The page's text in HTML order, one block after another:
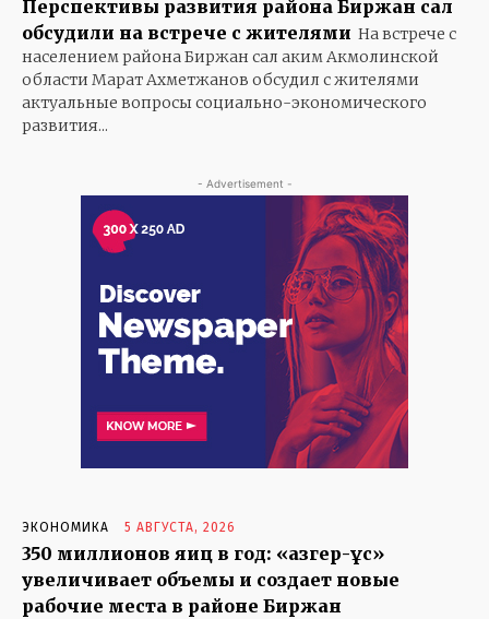
Перспективы развития района Биржан сал
обсудили на встрече с жителями На встрече с
населением района Биржан сал аким Акмолинской
области Марат Ахметжанов обсудил с жителями
актуальные вопросы социально-экономического
развития...
- Advertisement -
ЭКОНОМИКА 5 АВГУСТА, 2026
350 миллионов яиц в год: «Қазгер-Құс»
увеличивает объемы и создает новые
рабочие места в районе Биржан